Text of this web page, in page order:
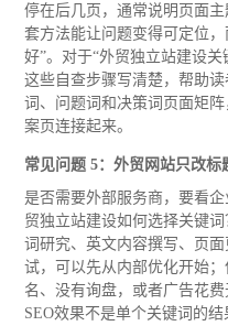
停在后几页，通常说明页面
套方法能让问题变得可定位
好”。对于“外贸独立站建设
这些自查步骤写清楚，帮助
词、问题词和决策词页面矩
案页连接起来。
常见问题 5：外贸网站只改标
是否需要外部服务商，要看
贸独立站建设如何选择关键
词研究、英文内容撰写、页
试，可以先从内部优化开始
名、没有询盘，或者广告花
SEO效果不是单个关键词的